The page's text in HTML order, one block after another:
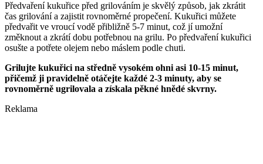
Předvaření kukuřice před grilováním je skvělý způsob, jak zkrátit
čas grilování a zajistit rovnoměrné propečení. Kukuřici můžete
předvařit ve vroucí vodě přibližně 5-7 minut, což jí umožní
změknout a zkrátí dobu potřebnou na grilu. Po předvaření kukuřici
osušte a potřete olejem nebo máslem podle chuti.
Grilujte kukuřici na středně vysokém ohni asi 10-15 minut,
přičemž ji pravidelně otáčejte každé 2-3 minuty, aby se
rovnoměrně ugrilovala a získala pěkné hnědé skvrny.
Reklama